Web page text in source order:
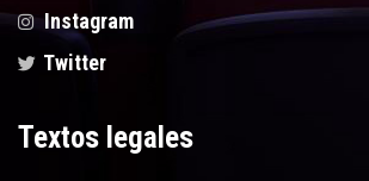
Instagram
Twitter
Textos legales